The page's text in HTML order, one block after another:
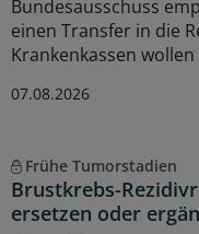
Bundesausschuss
einen Transfer in die
Krankenkassen
07.08.2026
Frühe Tumorstadien
Brustkrebs-
ersetzen oder